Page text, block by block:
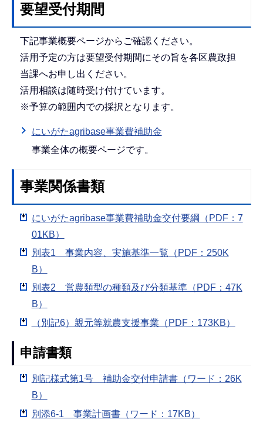
要望受付期間
下記事業概要ページからご確認ください。
活用予定の方は要望受付期間にその旨を各区農政担
当課へお申し出ください。
活用相談は随時受け付けています。
※予算の範囲内での採択となります。
にいがたagribase事業費補助金
事業全体の概要ページです。
事業関係書類
にいがたagribase事業費補助金交付要綱（PDF：7
01KB）
別表1 事業内容、実施基準一覧（PDF：250K
B）
別表2 営農類型の種類及び分類基準（PDF：47K
B）
（別記6）親元等就農支援事業（PDF：173KB）
申請書類
別記様式第1号 補助金交付申請書（ワード：26K
B）
別添6-1 事業計画書（ワード：17KB）